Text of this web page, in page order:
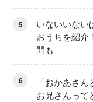
5
いないいな
おうちを紹介
間も
6
「おかあさ
お兄さんって